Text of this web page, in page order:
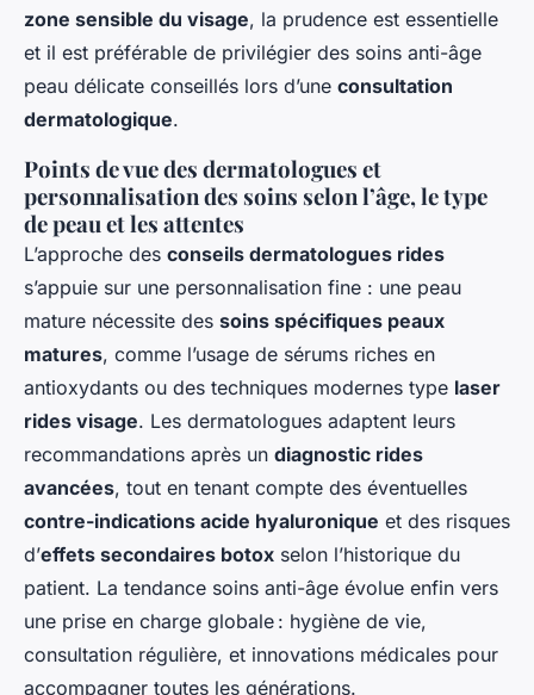
zone sensible du visage, la prudence est essentielle
et il est préférable de privilégier des soins anti-âge
peau délicate conseillés lors d’une consultation
dermatologique.
Points de vue des dermatologues et
personnalisation des soins selon l’âge, le type
de peau et les attentes
L’approche des conseils dermatologues rides
s’appuie sur une personnalisation fine : une peau
mature nécessite des soins spécifiques peaux
matures, comme l’usage de sérums riches en
antioxydants ou des techniques modernes type laser
rides visage. Les dermatologues adaptent leurs
recommandations après un diagnostic rides
avancées, tout en tenant compte des éventuelles
contre-indications acide hyaluronique et des risques
d’effets secondaires botox selon l’historique du
patient. La tendance soins anti-âge évolue enfin vers
une prise en charge globale : hygiène de vie,
consultation régulière, et innovations médicales pour
accompagner toutes les générations.